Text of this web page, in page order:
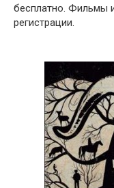
бесплатно. Фильмы
регистрации.